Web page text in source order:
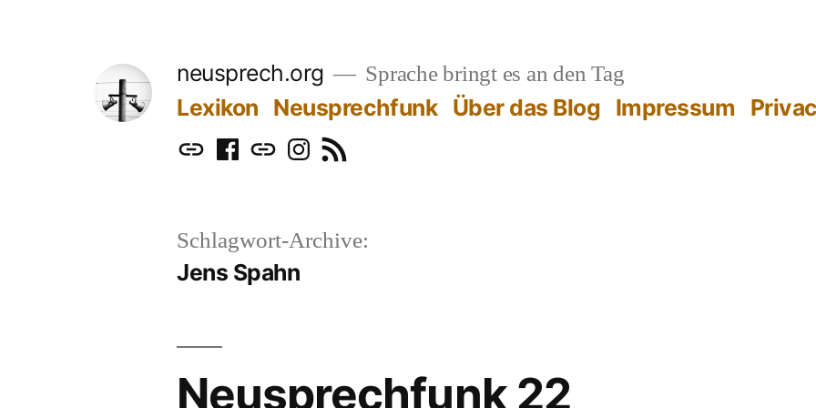
neusprech.org Sprache bringt es an den Tag
Lexikon Neusprechfunk Über das Blog Impressum
MastodonFacebook
BlueskyInstagram
RSS
Schlagwort-Archive:
Jens Spahn
Neusprechfunk 22